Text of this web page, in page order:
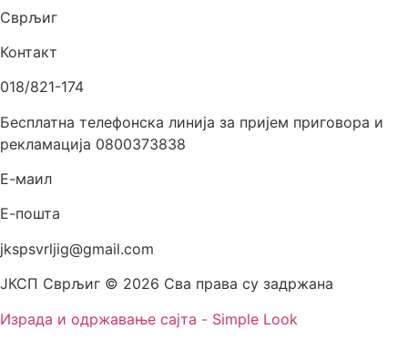
Сврљиг
Контакт
018/821-174
Бесплатна телефонска линија за пријем приговора и
рекламација 0800373838
Е-маил
Е-пошта
jkspsvrljig@gmail.com
ЈКСП Сврљиг © 2026 Сва права су задржана
Израда и одржавање сајта - Simple Look